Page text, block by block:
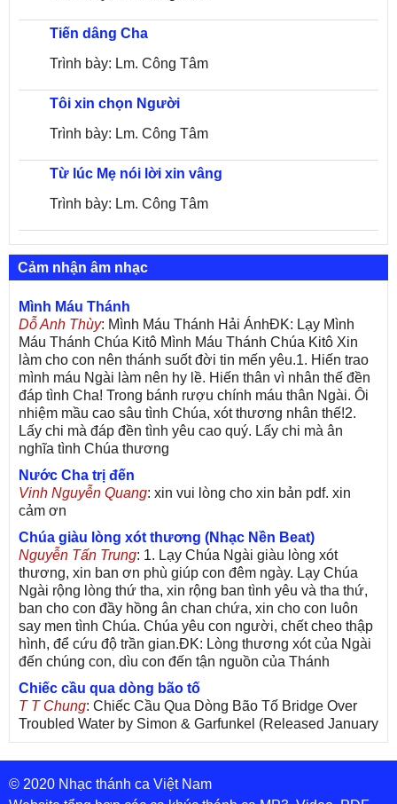
Tiến dâng Cha
Trình bày: Lm. Công Tâm
Tôi xin chọn Người
Trình bày: Lm. Công Tâm
Từ lúc Mẹ nói lời xin vâng
Trình bày: Lm. Công Tâm
Cảm nhận âm nhạc
Mình Máu Thánh
Dỗ Anh Thùy: Mình Máu Thánh Hải ÁnhĐK: Lạy Mình
Máu Thánh Chúa Kitô Mình Máu Thánh Chúa Kitô Xin
làm cho con nên thánh suốt đời tin mến yêu.1. Hiến trao
mình máu Ngài làm nên hy lề. Hiến thân vì nhân thế đền
đáp tình Cha! Trong bánh rượu chính máu thân Ngài. Ôi
nhiệm mầu cao sâu tình Chúa, xót thương nhân thế!2.
Lấy chi mà đáp đền tình yêu cao quý. Lấy chi mà ân
nghĩa tình Chúa thương
Nước Cha trị đến
Vinh Nguyễn Quang: xin vui lòng cho xin bản pdf. xin
cảm ơn
Chúa giàu lòng xót thương (Nhạc Nền Beat)
Nguyễn Tấn Trung: 1. Lạy Chúa Ngài giàu lòng xót
thương, xin ban ơn phù giúp con đêm ngày. Lạy Chúa
Ngài rộng lòng thứ tha, xin rộng ban tình yêu và tha thứ,
ban cho con đầy hồng ân chan chứa, xin cho con luôn
say men tình Chúa. Chúa yêu con người, chết cheo thập
hình, để cứu độ trần gian.ĐK: Lòng thương xót của Ngài
đến chúng con, dìu con đến tận nguồn của Thánh
Chiếc cầu qua dòng bão tố
T T Chung: Chiếc Cầu Qua Dòng Bão Tố Bridge Over
Troubled Water by Simon & Garfunkel (Released January
26, 1970) Lời Việt: Nhạc Sĩ Vũ Đức Nghiêm Trình Bày:
Chung Tử Lưu
De Colores! (Lời Việt)
© 2020 Nhạc thánh ca Việt Nam